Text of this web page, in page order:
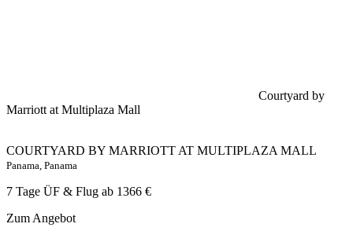
Courtyard by
Marriott at Multiplaza Mall
COURTYARD BY MARRIOTT AT MULTIPLAZA MALL
Panama, Panama
7 Tage ÜF & Flug ab 1366 €
Zum Angebot